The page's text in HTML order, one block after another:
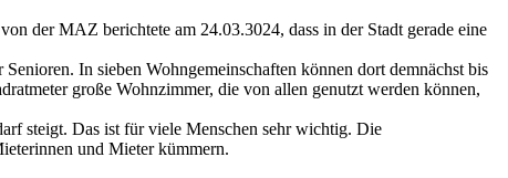
der MAZ berichtete am 24.03.3024, dass in der Stadt gerade eine
In sieben Wohngemeinschaften können dort demnächst bis
große Wohnzimmer, die von allen genutzt werden können,
steigt. Das ist für viele Menschen sehr wichtig. Die
und Mieter kümmern.